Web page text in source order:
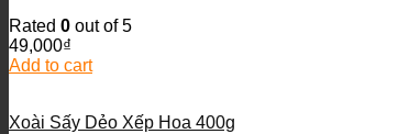
Rated 0 out of 5
49,000₫
Add to cart
Xoài Sấy Dẻo Xếp Hoa 400g